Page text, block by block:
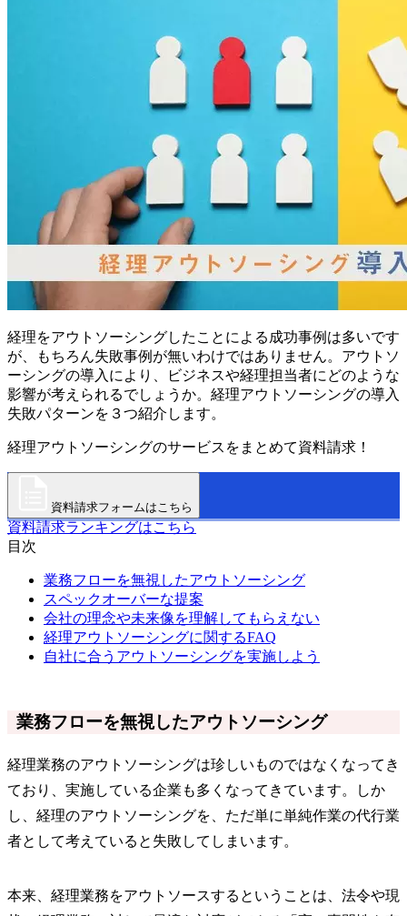
経理をアウトソーシングしたことによる成功事例は多いです
が、もちろん失敗事例が無いわけではありません。アウトソ
ーシングの導入により、ビジネスや経理担当者にどのような
影響が考えられるでしょうか。経理アウトソーシングの導入
失敗パターンを３つ紹介します。
経理アウトソーシングのサービスをまとめて資料請求！
資料請求フォームはこちら
資料請求ランキングはこちら
目次
業務フローを無視したアウトソーシング
スペックオーバーな提案
会社の理念や未来像を理解してもらえない
経理アウトソーシングに関するFAQ
自社に合うアウトソーシングを実施しよう
業務フローを無視したアウトソーシング
経理業務のアウトソーシングは珍しいものではなくなってき
ており、実施している企業も多くなってきています。しか
し、経理のアウトソーシングを、ただ単に単純作業の代行業
者として考えていると失敗してしまいます。
本来、経理業務をアウトソースするということは、法令や現